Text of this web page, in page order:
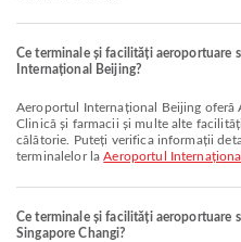
Ce terminale și facilități aeroportuare
Internațional Beijing?
Aeroportul Internațional Beijing oferă Autobuz de transfer, Închirieri auto,
Clinică și farmacii și multe alte
călătorie. Puteți verifica informații
terminalelor laAeroportul
Ce terminale și facilități aeroportuare
Singapore Changi?